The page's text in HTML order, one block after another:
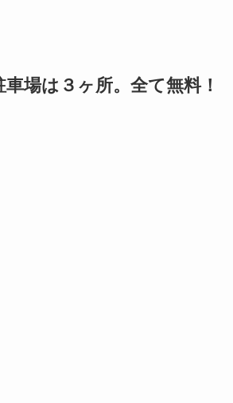
車場は３ヶ所。全て無料！